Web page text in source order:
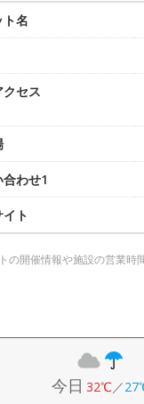
ト名
セス
わせ1
ト
の開催情報や施設の営業時
今日 32℃／